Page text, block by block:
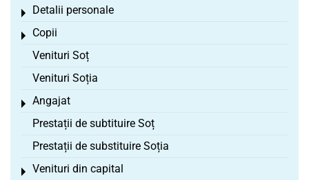
Detalii personale
Toggle menu
Copii
Toggle menu
Venituri Soț
Venituri Soția
Angajat
Toggle menu
Prestații de subtituire Soț
Prestații de substituire Soția
Venituri din capital
Toggle menu